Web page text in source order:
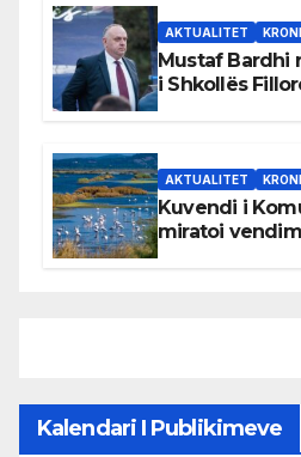
AKTUALITET
Mustaf Bardhi
i Shkollës
AKTUALITET
Kuvendi i
miratoi
Kalendari I Publikimeve